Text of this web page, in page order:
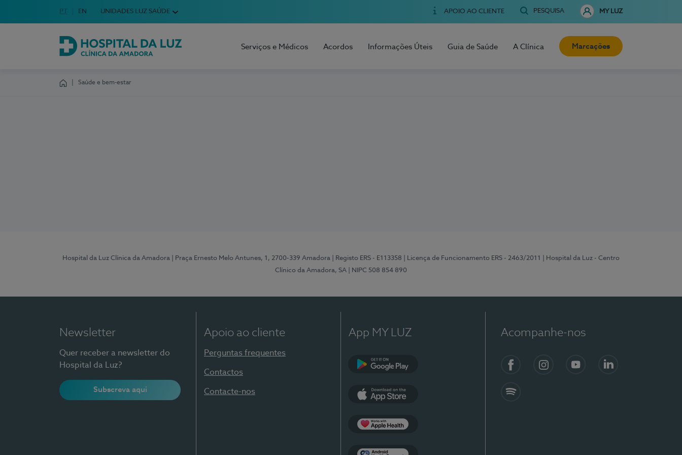
Escolha o seu idioma
Idioma em Português
PT English Language
EN UNIDADES LUZ SAÚDE APOIO AO CLIENTE PESQUISA MY LUZ
Hospital da Luz Clínica da Amadora
Serviços e Médicos Acordos Informações Úteis Guia de Saúde A Clínica Marcações
Saúde e bem-estar
Hospital da Luz Clínica da Amadora | Praça Ernesto Melo Antunes, 1, 2700-339 Amadora | Registo ERS - E113358 | Licença de Funcionamento ERS - 2463/2011
| Hospital da Luz - Centro
Clínico da Amadora, SA
| NIPC 508 854 890
Newsletter
Quer receber a newsletter do
Hospital da Luz?
Subscreva aqui
Apoio ao cliente
Perguntas frequentes
Contactos
Contacte-nos
App MY LUZ Acompanhe-nos